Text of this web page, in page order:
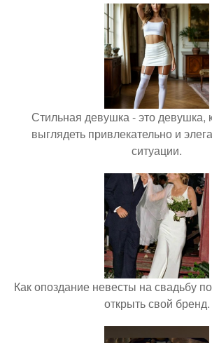
Стильная девушка - это девушка,
выглядеть привлекательно и
ситуации.
Как опоздание невесты на свадьбу
открыть свой бренд.